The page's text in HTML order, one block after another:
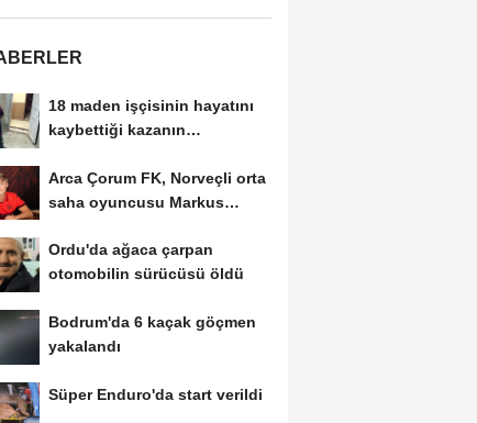
18 maden işçisinin hayatını
kaybettiği kazanın
Arca Çorum FK, Norveçli orta
saha oyuncusu Markus
Ordu'da ağaca çarpan
otomobilin sürücüsü öldü
Bodrum'da 6 kaçak göçmen
yakalandı
Süper Enduro'da start verildi